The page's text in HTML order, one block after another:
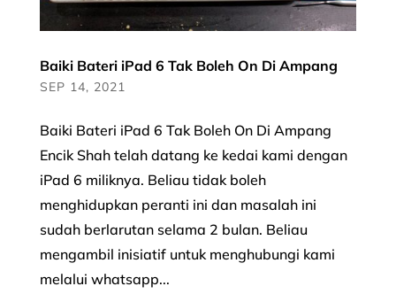
Baiki Bateri iPad 6 Tak Boleh On Di Ampang
SEP 14, 2021
Baiki Bateri iPad 6 Tak Boleh On Di Ampang
Encik Shah telah datang ke kedai kami dengan
iPad 6 miliknya. Beliau tidak boleh
menghidupkan peranti ini dan masalah ini
sudah berlarutan selama 2 bulan. Beliau
mengambil inisiatif untuk menghubungi kami
melalui whatsapp...